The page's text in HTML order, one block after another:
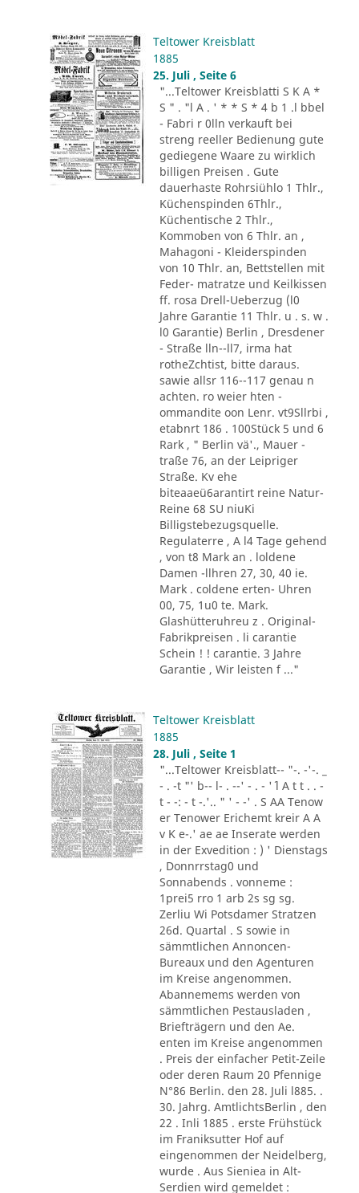
Teltower Kreisblatt
1885
25. Juli , Seite 6
"...Teltower Kreisblatti S K A *
S " . "l A . ' * * S * 4 b 1 .l bbel
- Fabri r 0lln verkauft bei
streng reeller Bedienung gute
gediegene Waare zu wirklich
billigen Preisen . Gute
dauerhaste Rohrsiühlo 1 Thlr.,
Küchenspinden 6Thlr.,
Küchentische 2 Thlr.,
Kommoben von 6 Thlr. an ,
Mahagoni - Kleiderspinden
von 10 Thlr. an, Bettstellen mit
Feder- matratze und Keilkissen
ff. rosa Drell-Ueberzug (l0
Jahre Garantie 11 Thlr. u . s. w .
l0 Garantie) Berlin , Dresdener
- Straße lln--ll7, irma hat
rotheZchtist, bitte daraus.
sawie allsr 116--117 genau n
achten. ro weier hten -
ommandite oon Lenr. vt9Sllrbi ,
etabnrt 186 . 100Stück 5 und 6
Rark , " Berlin vä'., Mauer -
traße 76, an der Leipriger
Straße. Kv ehe
biteaaeü6arantirt reine Natur-
Reine 68 SU niuKi
Billigstebezugsquelle.
Regulaterre , A l4 Tage gehend
, von t8 Mark an . loldene
Damen -llhren 27, 30, 40 ie.
Mark . coldene erten- Uhren
00, 75, 1u0 te. Mark.
Glashütteruhreu z . Original-
Fabrikpreisen . li carantie
Schein ! ! carantie. 3 Jahre
Garantie , Wir leisten f ..."
Teltower Kreisblatt
1885
28. Juli , Seite 1
"...Teltower Kreisblatt-- "-. -'-. _
- . -t "' b-- l- . --' - . - '´ l A t t . . -
t - -: - t -.'.. " ' - -' . S AA Tenow
er Tenower Erichemt kreir A A
v K e-.' ae ae Inserate werden
in der Exvedition : ) ' Dienstags
, Donnrrstag0 und
Sonnabends . vonneme :
1prei5 rro 1 arb 2s sg sg.
Zerliu Wi Potsdamer Stratzen
26d. Quartal . S sowie in
sämmtlichen Annoncen-
Bureaux und den Agenturen
im Kreise angenommen.
Abannemems werden von
sämmtlichen Pestausladen ,
Briefträgern und den Ae.
enten im Kreise angenommen
. Preis der einfacher Petit-Zeile
oder deren Raum 20 Pfennige
N°86 Berlin. den 28. Juli l885. .
30. Jahrg. AmtlichtsBerlin , den
22 . Inli 1885 . erste Frühstück
im Franiksutter Hof auf
eingenommen der Neidelberg,
wurde . Aus Sieniea in Alt-
Serdien wird gemeldet :